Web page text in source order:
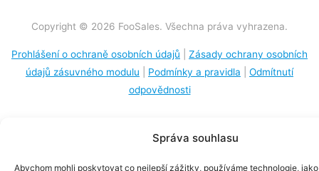
Správa souhlasu
Abychom mohli poskytovat co nejlepší zážitky, používáme technologie,
Copyright © 2026 FooSales. Všechna práva vyhrazena.
Prohlášení o ochraně osobních údajů
Zásady ochrany osobních
údajů zásuvného modulu
Podmínky a pravidla
Odmítnutí
odpovědnosti